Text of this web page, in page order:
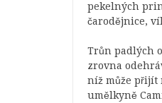
pekelných
čarodějnice,
Trůn padlých
zrovna
níž může přijít
umělkyně